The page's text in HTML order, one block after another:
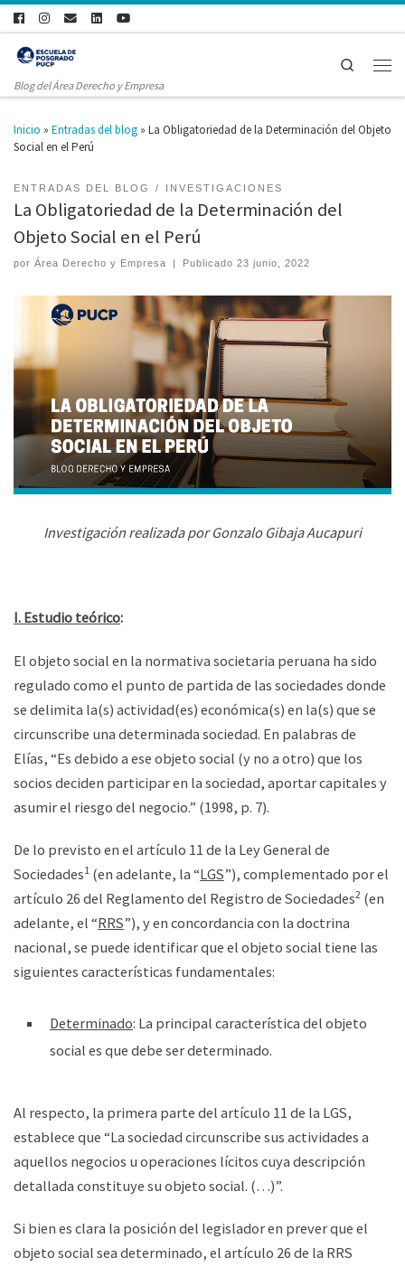
Blog del Área Derecho y Empresa
Search
Inicio » Entradas del blog » La Obligatoriedad de la Determinación del Objeto
Social en el Perú
ENTRADAS DEL BLOG INVESTIGACIONES
La Obligatoriedad de la Determinación del
Objeto Social en el Perú
por Área Derecho y Empresa | Publicado23 junio, 2022
Investigación realizada por Gonzalo Gibaja Aucapuri
I. Estudio teórico:
El objeto social en la normativa societaria peruana ha sido
regulado como el punto de partida de las sociedades donde
se delimita la(s) actividad(es) económica(s) en la(s) que se
circunscribe una determinada sociedad. En palabras de
Elías, “Es debido a ese objeto social (y no a otro) que los
socios deciden participar en la sociedad, aportar capitales y
asumir el riesgo del negocio.” (1998, p. 7).
De lo previsto en el artículo 11 de la Ley General de
Sociedades1 (en adelante, la “LGS”), complementado por el
artículo 26 del Reglamento del Registro de Sociedades2 (en
adelante, el “RRS”), y en concordancia con la doctrina
nacional, se puede identificar que el objeto social tiene las
siguientes características fundamentales:
Determinado: La principal característica del objeto
social es que debe ser determinado.
Al respecto, la primera parte del artículo 11 de la LGS,
establece que “La sociedad circunscribe sus actividades a
aquellos negocios u operaciones lícitos cuya descripción
detallada constituye su objeto social. (…)”.
Si bien es clara la posición del legislador en prever que el
objeto social sea determinado, el artículo 26 de la RRS